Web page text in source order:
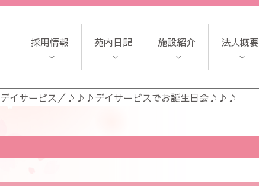
採用情報 苑内日記 施設紹介 法人概要
デイサービス ／ ♪♪♪デイサービスでお誕生日会♪♪♪